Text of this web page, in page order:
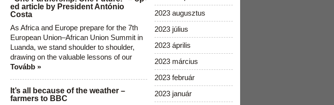
ed article by President António
Costa
As Africa and Europe prepare for the 7th
European Union–African Union Summit in
Luanda, we stand shoulder to shoulder,
drawing on the valuable lessons of our
Tovább »
It’s all because of the weather –
farmers to BBC
2023 augusztus
2023 július
2023 április
2023 március
2023 február
2023 január